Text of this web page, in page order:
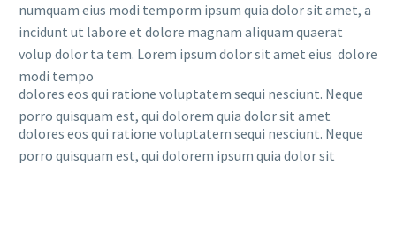
numquam eius modi temporm ipsum quia dolor sit amet, a
incidunt ut labore et dolore magnam aliquam quaerat
volup dolor ta tem. Lorem ipsum dolor sit amet eius dolore
modi tempo
dolores eos qui ratione voluptatem sequi nesciunt. Neque
porro quisquam est, qui dolorem quia dolor sit amet
dolores eos qui ratione voluptatem sequi nesciunt. Neque
porro quisquam est, qui dolorem ipsum quia dolor sit